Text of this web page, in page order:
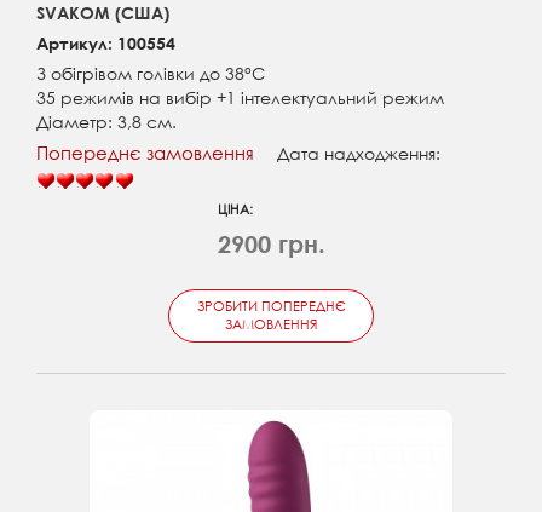
SVAKOM (США)
Артикул: 100554
З обігрівом голівки до 38°C
35 режимів на вибір +1 інтелектуальний режим
Діаметр: 3,8 см.
Попереднє замовлення Дата надходження:
ЦІНА:
2900 грн.
ЗРОБИТИ ПОПЕРЕДНЄ
ЗАМОВЛЕННЯ